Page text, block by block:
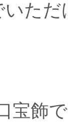
いただ
宝飾